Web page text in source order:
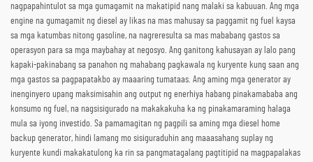
nagpapahintulot sa mga gumagamit na makatipid nang malaki sa kabuuan. Ang mga
engine na gumagamit ng diesel ay likas na mas mahusay sa paggamit ng fuel kaysa
sa mga katumbas nitong gasoline, na nagreresulta sa mas mababang gastos sa
operasyon para sa mga maybahay at negosyo. Ang ganitong kahusayan ay lalo pang
kapaki-pakinabang sa panahon ng mahabang pagkawala ng kuryente kung saan ang
mga gastos sa pagpapatakbo ay maaaring tumataas. Ang aming mga generator ay
inenginyero upang maksimisahin ang output ng enerhiya habang pinakamababa ang
konsumo ng fuel, na nagsisigurado na makakakuha ka ng pinakamaraming halaga
mula sa iyong investido. Sa pamamagitan ng pagpili sa aming mga diesel home
backup generator, hindi lamang mo sisiguraduhin ang maaasahang suplay ng
kuryente kundi makakatulong ka rin sa pangmatagalang pagtitipid na magpapalakas